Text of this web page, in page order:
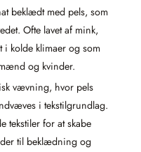
beklædt med pels, som
Ofte lavet af mink,
kolde klimaer og som
og kvinder.
vævning, hvor pels
i tekstilgrundlag.
tekstiler for at skabe
til beklædning og